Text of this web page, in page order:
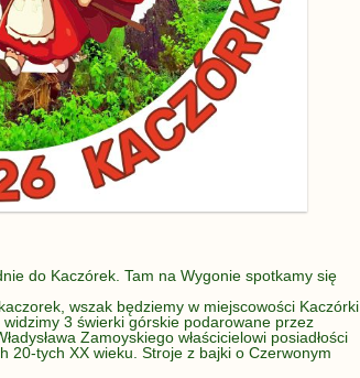
do Kaczórek. Tam na Wygonie spotkamy się
wszak będziemy w miejscowości Kaczórki
3 świerki górskie podarowane przez
Zamoyskiego właścicielowi posiadłości
20-tych XX wieku. Stroje z bajki o Czerwonym